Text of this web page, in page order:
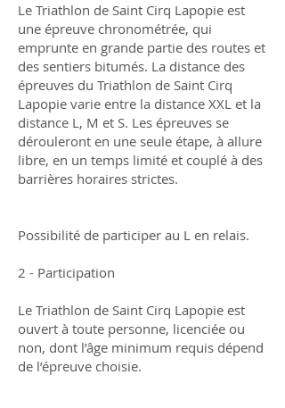
Le Triathlon de Saint Cirq Lapopie est
une épreuve chronométrée, qui
emprunte en grande partie des routes et
des sentiers bitumés. La distance des
épreuves du Triathlon de Saint Cirq
Lapopie varie entre la distance XXL et la
distance L, M et S. Les épreuves se
dérouleront en une seule étape, à allure
libre, en un temps limité et couplé à des
barrières horaires strictes.
Possibilité de participer au L en relais.
2 - Participation
Le Triathlon de Saint Cirq Lapopie est
ouvert à toute personne, licenciée ou
non, dont l’âge minimum requis dépend
de l’épreuve choisie.